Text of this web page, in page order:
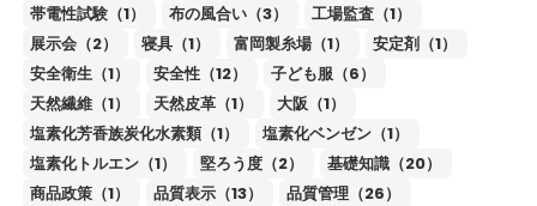
帯電性試験（1）
布の風合い（3）
工場監査（1）
展示会（2）
寝具（1） 富岡製糸場（1）
安定剤（1）
安全衛生（1）
安全性（12）
子ども服（6）
天然繊維（1）
天然皮革（1）
大阪（1）
塩素化芳香族炭化水素類（1）
塩素化ベンゼン（1）
塩素化トルエン（1）
堅ろう度（2）
基礎知識（20）
商品政策（1）
品質表示（13）
品質管理（26）